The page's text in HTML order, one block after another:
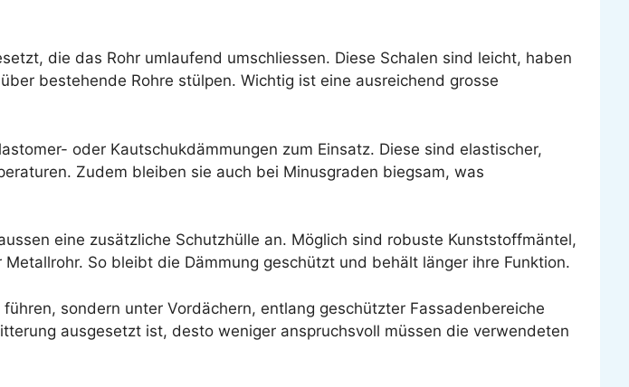
die das Rohr umlaufend umschliessen. Diese Schalen sind leicht, haben
bestehende Rohre stülpen. Wichtig ist eine ausreichend grosse
oder Kautschukdämmungen zum Einsatz. Diese sind elastischer,
Zudem bleiben sie auch bei Minusgraden biegsam, was
eine zusätzliche Schutzhülle an. Möglich sind robuste Kunststoffmäntel,
So bleibt die Dämmung geschützt und behält länger ihre Funktion.
sondern unter Vordächern, entlang geschützter Fassadenbereiche
ausgesetzt ist, desto weniger anspruchsvoll müssen die verwendeten